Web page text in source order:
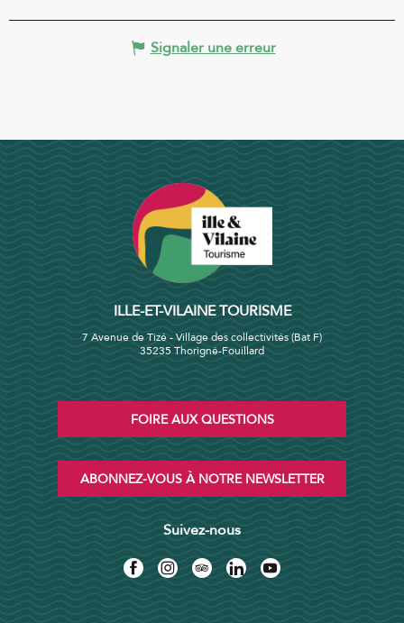
Signaler une erreur
ILLE-ET-VILAINE TOURISME
7 Avenue de Tizé - Village des collectivités (Bat F)
35235 Thorigné-Fouillard
FOIRE AUX QUESTIONS
ABONNEZ-VOUS À NOTRE NEWSLETTER
Suivez-nous